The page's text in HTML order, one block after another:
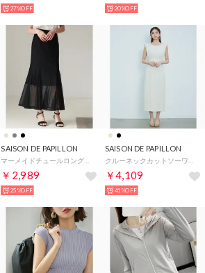
27%OFF 20%OFF
SAISON DE PAPILLON
￥2,989
25%OFF
SAISON DE PAPILLON
￥4,109
41%OFF